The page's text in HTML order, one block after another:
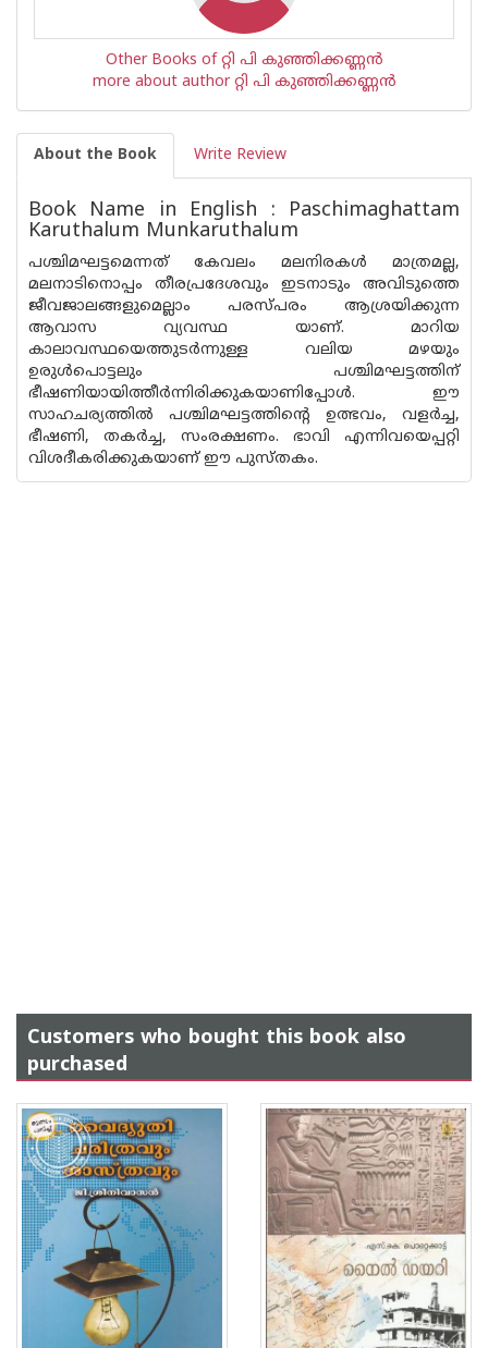
Other Books of റ്റി പി കുഞ്ഞിക്കണ്ണന്‍
more about author റ്റി പി കുഞ്ഞിക്കണ്ണന്‍
About the Book Write Review
Book Name in English : Paschimaghattam
Karuthalum Munkaruthalum
പശ്ചിമഘട്ടമെന്നത് കേവലം മലനിരകൾ മാത്രമല്ല,
മലനാടിനൊപ്പം തീരപ്രദേശവും ഇടനാടും അവിടുത്തെ
ജീവജാലങ്ങളുമെല്ലാം പരസ്പരം ആശ്രയിക്കുന്ന
ആവാസ വ്യവസ്ഥ യാണ്. മാറിയ
കാലാവസ്ഥയെത്തുടർന്നുള്ള വലിയ മഴയും
ഉരുൾപൊട്ടലും പശ്ചിമഘട്ടത്തിന്
ഭീഷണിയായിത്തീർന്നിരിക്കുകയാണിപ്പോൾ. ഈ
സാഹചര്യത്തിൽ പശ്ചിമഘട്ടത്തിന്റെ ഉത്ഭവം, വളർച്ച,
ഭീഷണി, തകർച്ച, സംരക്ഷണം. ഭാവി എന്നിവയെപ്പറ്റി
വിശദീകരിക്കുകയാണ് ഈ പുസ്തകം.
Customers who bought this book also
purchased